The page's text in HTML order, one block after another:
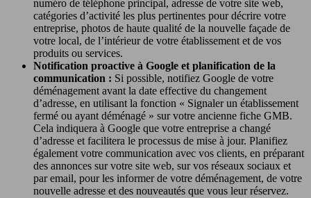
numéro de téléphone principal, adresse de votre site web,
catégories d’activité les plus pertinentes pour décrire votre
entreprise, photos de haute qualité de la nouvelle façade de
votre local, de l’intérieur de votre établissement et de vos
produits ou services.
Notification proactive à Google et planification de la
communication : Si possible, notifiez Google de votre
déménagement avant la date effective du changement
d’adresse, en utilisant la fonction « Signaler un établissement
fermé ou ayant déménagé » sur votre ancienne fiche GMB.
Cela indiquera à Google que votre entreprise a changé
d’adresse et facilitera le processus de mise à jour. Planifiez
également votre communication avec vos clients, en préparant
des annonces sur votre site web, sur vos réseaux sociaux et
par email, pour les informer de votre déménagement, de votre
nouvelle adresse et des nouveautés que vous leur réservez.